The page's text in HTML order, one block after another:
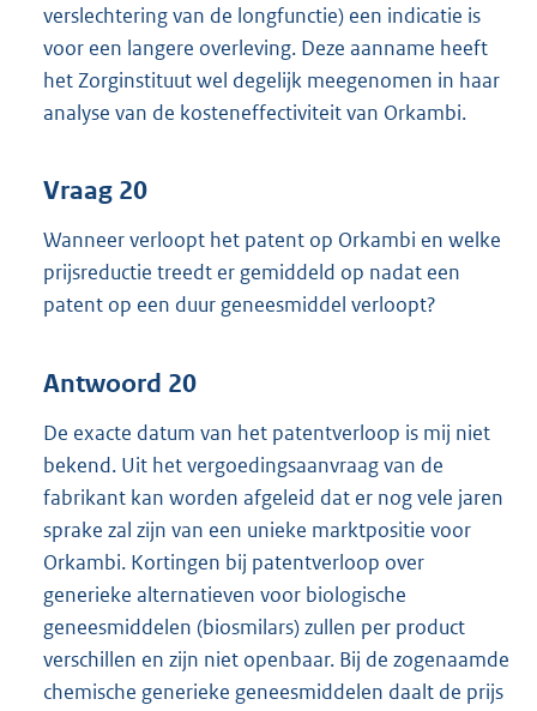
verslechtering van de longfunctie) een indicatie is
voor een langere overleving. Deze aanname heeft
het Zorginstituut wel degelijk meegenomen in haar
analyse van de kosteneffectiviteit van Orkambi.
Vraag 20
Wanneer verloopt het patent op Orkambi en welke
prijsreductie treedt er gemiddeld op nadat een
patent op een duur geneesmiddel verloopt?
Antwoord 20
De exacte datum van het patentverloop is mij niet
bekend. Uit het vergoedingsaanvraag van de
fabrikant kan worden afgeleid dat er nog vele jaren
sprake zal zijn van een unieke marktpositie voor
Orkambi. Kortingen bij patentverloop over
generieke alternatieven voor biologische
geneesmiddelen (biosmilars) zullen per product
verschillen en zijn niet openbaar. Bij de zogenaamde
chemische generieke geneesmiddelen daalt de prijs